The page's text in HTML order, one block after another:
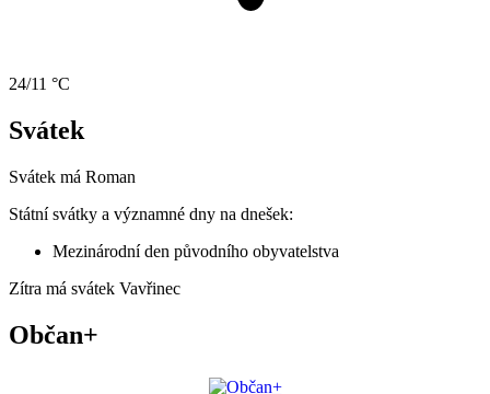
24/11 °C
Svátek
Svátek má Roman
Státní svátky a významné dny na dnešek:
Mezinárodní den původního obyvatelstva
Zítra má svátek Vavřinec
Občan+